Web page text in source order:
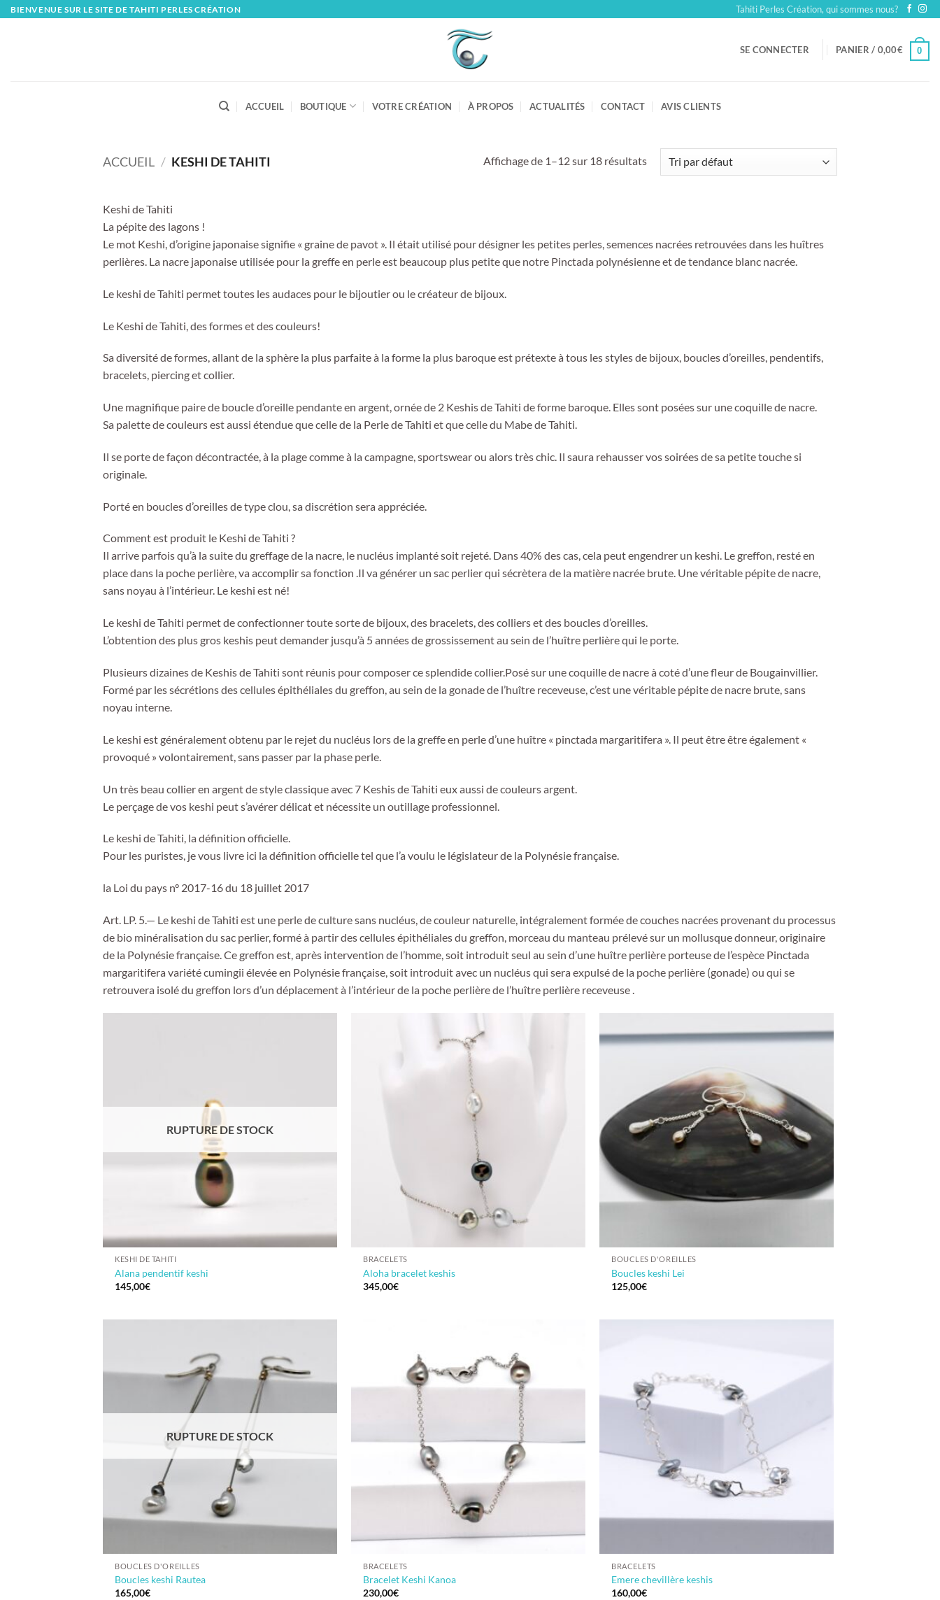
SkipBIENVENUE SUR LE SITE DE TAHITI PERLES CRÉATION Tahiti Perles Création, qui sommes nous?
SE CONNECTER PANIER / 0,00€ 0
ACCUEIL BOUTIQUE VOTRE CRÉATION À PROPOS ACTUALITÉS CONTACT AVIS CLIENTS
ACCUEIL / KESHI DE TAHITI Affichage de 1–12 sur 18 résultats
Keshi de Tahiti
La pépite des lagons !
Le mot Keshi, d’origine japonaise signifie « graine de pavot ». Il était utilisé pour désigner les petites perles, semences nacrées retrouvées dans les huîtres
perlières. La nacre japonaise utilisée pour la greffe en perle est beaucoup plus petite que notre Pinctada polynésienne et de tendance blanc nacrée.
Le keshi de Tahiti permet toutes les audaces pour le bijoutier ou le créateur de bijoux.
Le Keshi de Tahiti, des formes et des couleurs!
Sa diversité de formes, allant de la sphère la plus parfaite à la forme la plus baroque est prétexte à tous les styles de bijoux, boucles d’oreilles, pendentifs,
bracelets, piercing et collier.
Une magnifique paire de boucle d’oreille pendante en argent, ornée de 2 Keshis de Tahiti de forme baroque. Elles sont posées sur une coquille de nacre.
Sa palette de couleurs est aussi étendue que celle de la Perle de Tahiti et que celle du Mabe de Tahiti.
Il se porte de façon décontractée, à la plage comme à la campagne, sportswear ou alors très chic. Il saura rehausser vos soirées de sa petite touche si
originale.
Porté en boucles d’oreilles de type clou, sa discrétion sera appréciée.
Comment est produit le Keshi de Tahiti ?
Il arrive parfois qu’à la suite du greffage de la nacre, le nucléus implanté soit rejeté. Dans 40% des cas, cela peut engendrer un keshi. Le greffon, resté en
place dans la poche perlière, va accomplir sa fonction .Il va générer un sac perlier qui sécrètera de la matière nacrée brute. Une véritable pépite de nacre,
sans noyau à l’intérieur. Le keshi est né!
Le keshi de Tahiti permet de confectionner toute sorte de bijoux, des bracelets, des colliers et des boucles d’oreilles.
L’obtention des plus gros keshis peut demander jusqu’à 5 années de grossissement au sein de l’huître perlière qui le porte.
Plusieurs dizaines de Keshis de Tahiti sont réunis pour composer ce splendide collier.Posé sur une coquille de nacre à coté d’une fleur de Bougainvillier.
Formé par les sécrétions des cellules épithéliales du greffon, au sein de la gonade de l’huître receveuse, c’est une véritable pépite de nacre brute, sans
noyau interne.
Le keshi est généralement obtenu par le rejet du nucléus lors de la greffe en perle d’une huître « pinctada margaritifera ». Il peut être être également «
provoqué » volontairement, sans passer par la phase perle.
Un très beau collier en argent de style classique avec 7 Keshis de Tahiti eux aussi de couleurs argent.
Le perçage de vos keshi peut s’avérer délicat et nécessite un outillage professionnel.
Le keshi de Tahiti, la définition officielle.
Pour les puristes, je vous livre ici la définition officielle tel que l’a voulu le législateur de la Polynésie française.
la Loi du pays n° 2017-16 du 18 juillet 2017
Art. LP. 5.— Le keshi de Tahiti est une perle de culture sans nucléus, de couleur naturelle, intégralement formée de couches nacrées provenant du processus
de bio minéralisation du sac perlier, formé à partir des cellules épithéliales du greffon, morceau du manteau prélevé sur un mollusque donneur, originaire
de la Polynésie française. Ce greffon est, après intervention de l’homme, soit introduit seul au sein d’une huître perlière porteuse de l’espèce Pinctada
margaritifera variété cumingii élevée en Polynésie française, soit introduit avec un nucléus qui sera expulsé de la poche perlière (gonade) ou qui se
retrouvera isolé du greffon lors d’un déplacement à l’intérieur de la poche perlière de l’huître perlière receveuse .
RUPTURE DE STOCK
KESHI DE TAHITI
Alana pendentif keshi
145,00€
BRACELETS
Aloha bracelet keshis
345,00€
BOUCLES D'OREILLES
Boucles keshi Lei
125,00€
RUPTURE DE STOCK
BOUCLES D'OREILLES
Boucles keshi Rautea
165,00€
BRACELETS
Bracelet Keshi Kanoa
230,00€
BRACELETS
Emere chevillère keshis
160,00€